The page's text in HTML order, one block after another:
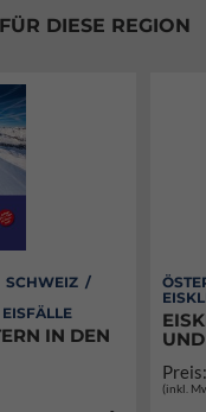
DIESE REGION
SCHWEIZ /
IN DEN
Preis:
(inkl.